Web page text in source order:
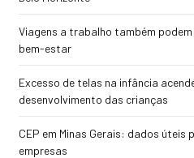
Viagens a trabalho também
bem-estar
Excesso de telas na infância
desenvolvimento das crianças
CEP em Minas Gerais: dados úteis
empresas